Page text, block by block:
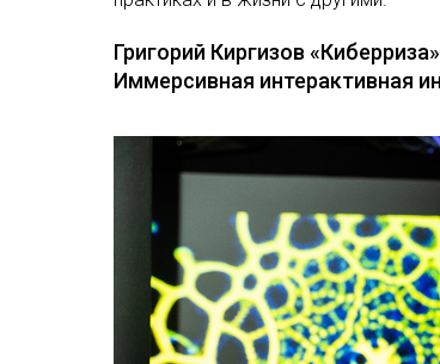
Григорий Киргизов
Иммерсивная интерактивная